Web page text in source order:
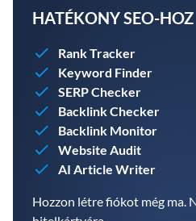
HATÉKONY SEO-HOZ
Rank Tracker
Keyword Finder
SERP Checker
Backlink Checker
Backlink Monitor
Website Audit
AI Article Writer
Hozzon létre fiókot még ma.